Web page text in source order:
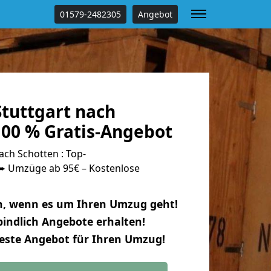
01579-2482305 Angebot
nach
% Gratis-Angebot
Schotten : Top-
ab 95€ – Kostenlose
wenn es um Ihren Umzug geht!
Angebote erhalten!
Angebot für Ihren Umzug!